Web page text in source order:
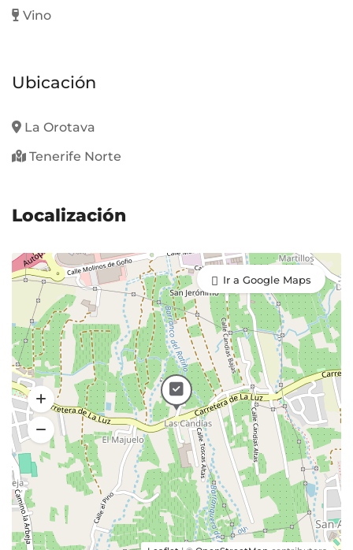
Vino
Ubicación
La Orotava
Tenerife Norte
Localización
Ir a Google Maps